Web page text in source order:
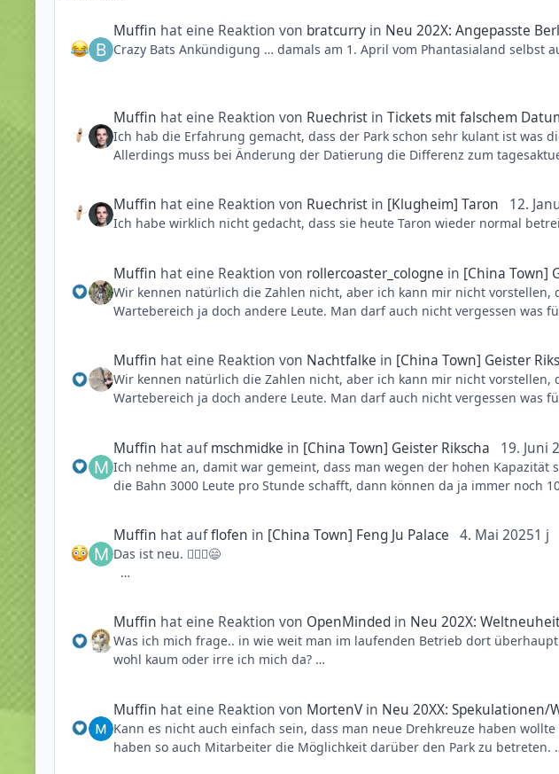
Muffin hat eine Reaktion von bratcurry in Neu 202X: Angepasste
Crazy Bats Ankündigung … damals am 1. April vom Phantasialand selbst
Muffin hat eine Reaktion von Ruechrist inTickets mit falschem
Ich hab die Erfahrung gemacht, dass der Park schon sehr kulant ist was
Allerdings muss bei Änderung der Datierung die Differenz zum
Solltet ihr morgen fahren berichte gerne mal wie in der Situation
Muffin hat eine Reaktion von Ruechrist in [Klugheim] Taron 12.
Ich habe wirklich nicht gedacht, dass sie heute Taron wieder normal
Muffin hat eine Reaktion von rollercoaster_cologne in [China Town]
Wir kennen natürlich die Zahlen nicht, aber ich kann mir nicht
Wartebereich ja doch andere Leute. Man darf auch nicht vergessen was
Muffin hat eine Reaktion von Nachtfalke in [China Town] Geister
Wir kennen natürlich die Zahlen nicht, aber ich kann mir nicht
Wartebereich ja doch andere Leute. Man darf auch nicht vergessen was
Muffin hat aufmschmidke in [China Town] Geister Rikscha 19. Juni
Ich nehme an, damit war gemeint, dass man wegen der hohen
die Bahn 3000 Leute pro Stunde schafft, dann können da ja immer noch
Muffin hat aufflofen in [China Town] Feng Ju Palace 4. Mai 20251 j
Das ist neu. 🤷🏼‍♂️😄
Die stehen alle für den Palace an und er ist nicht down.
Muffin hat eine Reaktion von OpenMinded in Neu 202X:
Was ich mich frage.. in wie weit man im laufenden Betrieb dort
wohl kaum oder irre ich mich da?
Muffin hat eine Reaktion von MortenV in Neu 20XX: Spekulationen/
Kann es nicht auch einfach sein, dass man neue Drehkreuze haben
haben so auch Mitarbeiter die Möglichkeit darüber den Park zu betreten.